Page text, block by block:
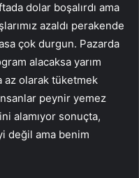
dolar boşalırdı ama
azaldı perakende
çok durgun. Pazarda
alacaksa yarım
az olarak tüketmek
peynir yemez
alamıyor sonuçta,
değil ama benim